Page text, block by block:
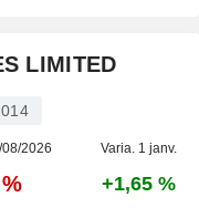
LIMITED
2026 Varia. 1 janv.
+1,65 %